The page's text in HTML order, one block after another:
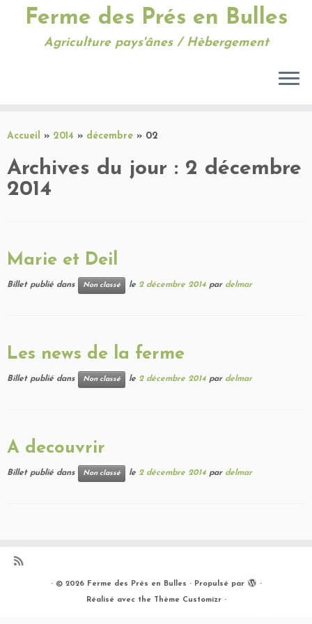
au
Ferme des Prés en Bulles
Agriculture pays'ânes / Hèbergement
Accueil » 2014 » décembre » 02
Archives du jour : 2 décembre
2014
Marie et Deil
Billet publié dans Non classé le 2 décembre 2014 par delmar
Les news de la ferme
Billet publié dans Non classé le 2 décembre 2014 par delmar
A decouvrir
Billet publié dans Non classé le 2 décembre 2014 par delmar
· © 2026 Ferme des Prés en Bulles · Propulsé par ·
Réalisé avec the Thème Customizr·